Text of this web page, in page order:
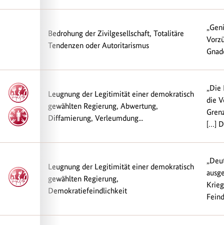
Bedrohung der Zivilgesellschaft, Totalitäre
Tendenzen oder Autoritarismus
Leugnung der Legitimität einer demokratisch
gewählten Regierung, Abwertung,
Diffamierung, Verleumdung...
„Die
die
[…]
Leugnung der Legitimität einer demokratisch
gewählten Regierung,
Demokratiefeindlichkeit